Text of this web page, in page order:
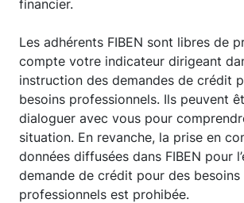
financier.
Les adhérents FIBEN sont libres de
compte votre indicateur dirigeant
instruction des demandes de crédit
besoins professionnels. Ils peuvent
dialoguer avec vous pour
situation. En revanche, la prise en
données diffusées dans FIBEN pour
demande de crédit pour des besoins
professionnels est prohibée.